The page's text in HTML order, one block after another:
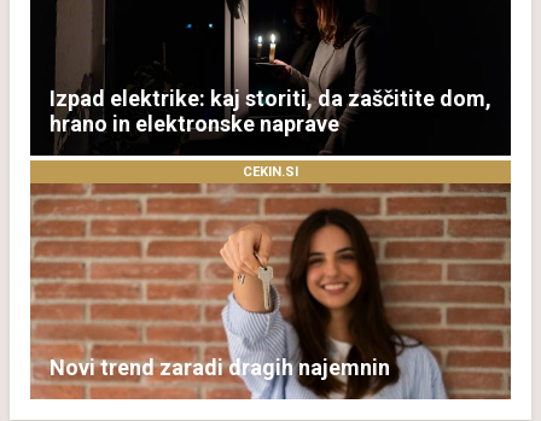
Izpad elektrike: kaj storiti, da zaščitite dom,
hrano in elektronske naprave
CEKIN.SI
Novi trend zaradi dragih najemnin